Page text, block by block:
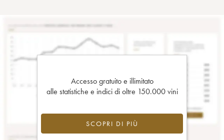
Accesso gratuito e illimitato
alle statistiche e indici di oltre 150.000 vini
SCOPRI DI PIÙ